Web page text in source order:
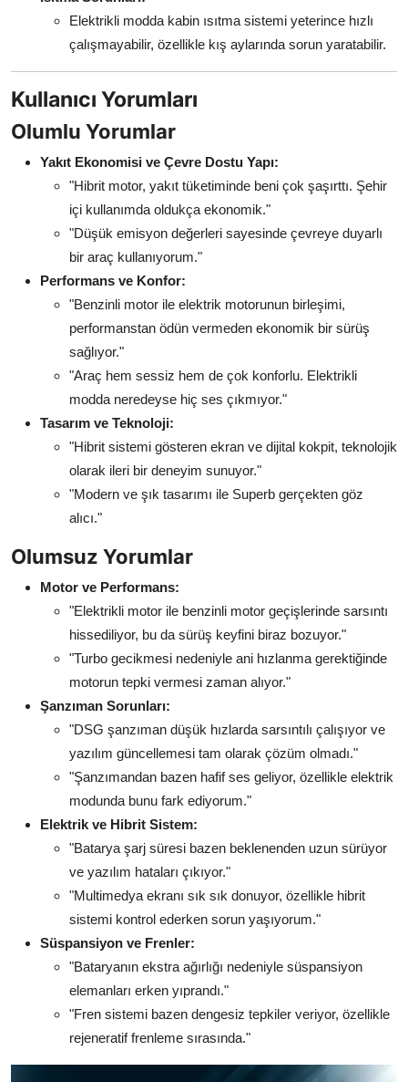
Elektrikli modda kabin ısıtma sistemi yeterince hızlı
çalışmayabilir, özellikle kış aylarında sorun yaratabilir.
Kullanıcı Yorumları
Olumlu Yorumlar
Yakıt Ekonomisi ve Çevre Dostu Yapı:
"Hibrit motor, yakıt tüketiminde beni çok şaşırttı. Şehir
içi kullanımda oldukça ekonomik."
"Düşük emisyon değerleri sayesinde çevreye duyarlı
bir araç kullanıyorum."
Performans ve Konfor:
"Benzinli motor ile elektrik motorunun birleşimi,
performanstan ödün vermeden ekonomik bir sürüş
sağlıyor."
"Araç hem sessiz hem de çok konforlu. Elektrikli
modda neredeyse hiç ses çıkmıyor."
Tasarım ve Teknoloji:
"Hibrit sistemi gösteren ekran ve dijital kokpit, teknolojik
olarak ileri bir deneyim sunuyor."
"Modern ve şık tasarımı ile Superb gerçekten göz
alıcı."
Olumsuz Yorumlar
Motor ve Performans:
"Elektrikli motor ile benzinli motor geçişlerinde sarsıntı
hissediliyor, bu da sürüş keyfini biraz bozuyor."
"Turbo gecikmesi nedeniyle ani hızlanma gerektiğinde
motorun tepki vermesi zaman alıyor."
Şanzıman Sorunları:
"DSG şanzıman düşük hızlarda sarsıntılı çalışıyor ve
yazılım güncellemesi tam olarak çözüm olmadı."
"Şanzımandan bazen hafif ses geliyor, özellikle elektrik
modunda bunu fark ediyorum."
Elektrik ve Hibrit Sistem:
"Batarya şarj süresi bazen beklenenden uzun sürüyor
ve yazılım hataları çıkıyor."
"Multimedya ekranı sık sık donuyor, özellikle hibrit
sistemi kontrol ederken sorun yaşıyorum."
Süspansiyon ve Frenler:
"Bataryanın ekstra ağırlığı nedeniyle süspansiyon
elemanları erken yıprandı."
"Fren sistemi bazen dengesiz tepkiler veriyor, özellikle
rejeneratif frenleme sırasında."